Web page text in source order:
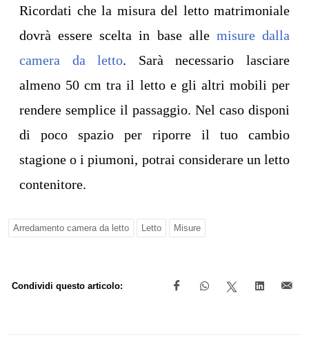
Ricordati che la misura del letto matrimoniale
dovrà essere scelta in base alle misure dalla
camera da letto. Sarà necessario lasciare
almeno 50 cm tra il letto e gli altri mobili per
rendere semplice il passaggio. Nel caso disponi
di poco spazio per riporre il tuo cambio
stagione o i piumoni, potrai considerare un letto
contenitore.
Arredamento camera da letto Letto Misure
Condividi questo articolo: